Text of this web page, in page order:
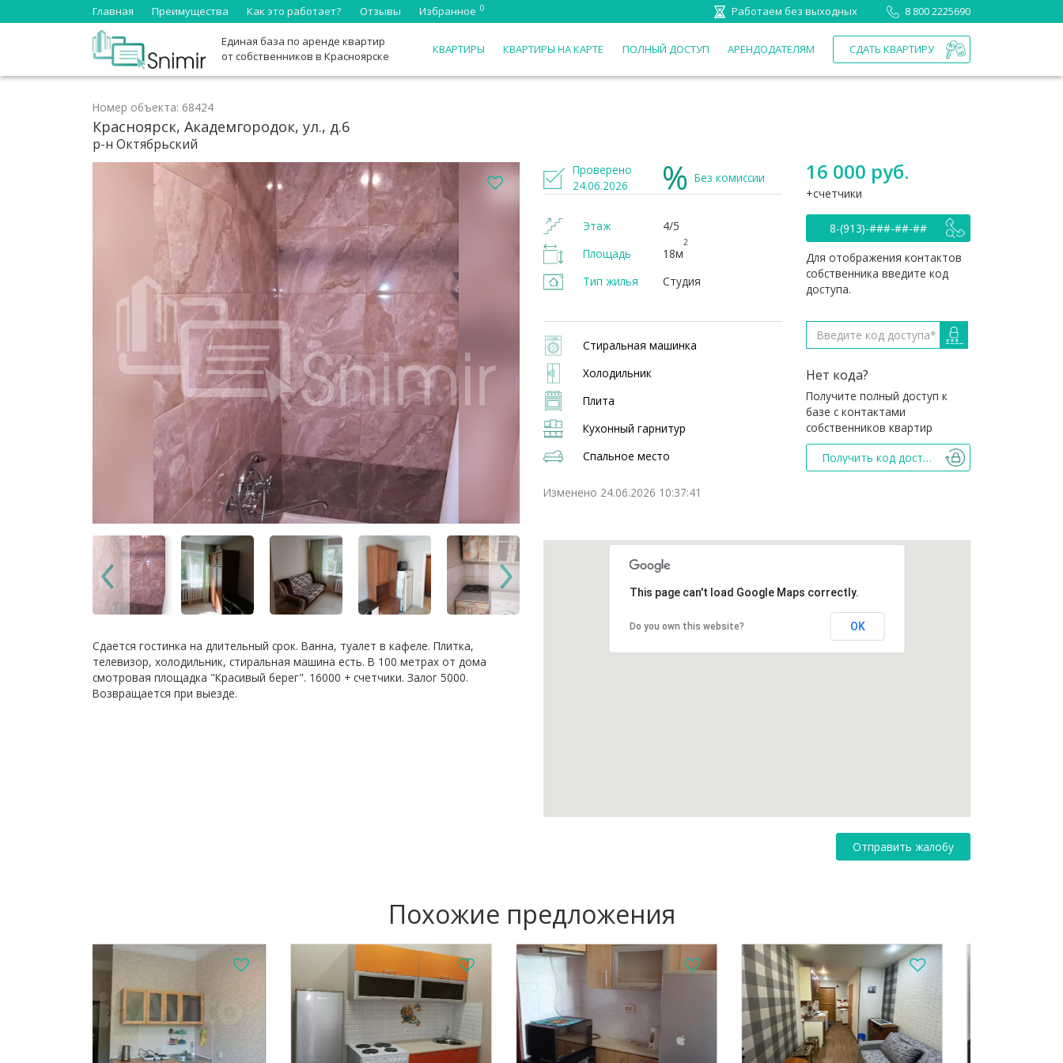
Главная Преимущества Как это работает? Отзывы Избранное 0 Работаем без выходных 8 800 2225690
Единая база по аренде квартир
от собственников в Красноярске
КВАРТИРЫ КВАРТИРЫ НА КАРТЕ ПОЛНЫЙ ДОСТУП АРЕНДОДАТЕЛЯМ СДАТЬ КВАРТИРУ
Номер объекта: 68424
Красноярск, Академгородок, ул., д.6
р-н Октябрьский
Сдается гостинка на длительный срок. Ванна, туалет в кафеле. Плитка,
телевизор, холодильник, стиральная машина есть. В 100 метрах от дома
смотровая площадка "Красивый берег". 16000 + счетчики. Залог 5000.
Возвращается при выезде.
Проверено
24.06.2026
Без комиссии
Этаж
4/5
Площадь
18м
2
Тип жилья Студия
16 000 руб.
счетчики
8-(913)-###-##-##
Для отображения контактов
собственника введите код
доступа.
Стиральная машинка
Холодильник
Плита
Кухонный гарнитур
Спальное место
Изменено 24.06.2026 10:37:41
Нет кода?
Получите полный доступ к
базе с контактами
собственников квартир
Получить код доступа
This page can't load Google Maps correctly.
Do you own this website? OK
Отправить жалобу
Похожие предложения